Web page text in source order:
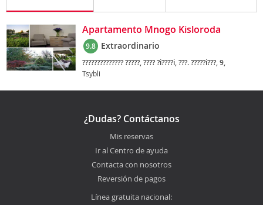
Apartamento Mnogo Kisloroda
9.8 Extraordinario
?????????????? ?????, ???? ?i????i, ???. ?????i???, 9,
Tsybli
¿Dudas? Contáctanos
Mis reservas
Ir al Centro de ayuda
Contacta con nosotros
Reversión de pagos
Línea gratuita nacional: